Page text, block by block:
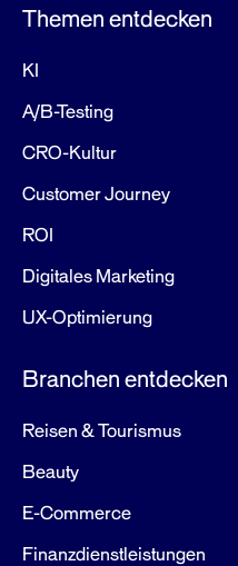
Themen entdecken
KI
A/B-Testing
CRO-Kultur
Customer Journey
ROI
Digitales Marketing
UX-Optimierung
Branchen entdecken
Reisen & Tourismus
Beauty
E-Commerce
Finanzdienstleistungen